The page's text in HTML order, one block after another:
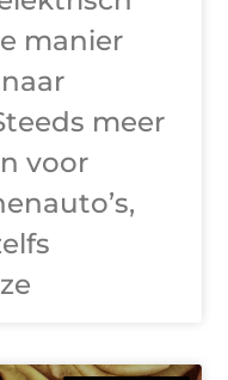
manier
meer
voor